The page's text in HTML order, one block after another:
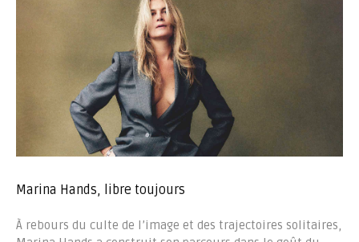
Marina Hands, libre toujours
À rebours du culte de l’image et des trajectoires solitaires,